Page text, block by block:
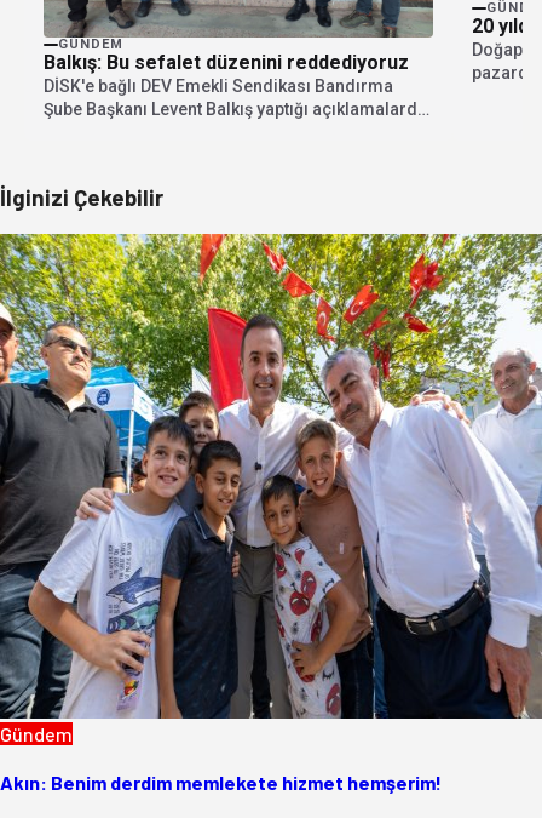
GÜNDEM
Balkış: Bu sefalet düzenini reddediyoruz
DİSK'e bağlı DEV Emekli Sendikası Bandırma
Şube Başkanı Levent Balkış yaptığı açıklamalarda,
20
pazarda
İlginizi Çekebilir
Gündem
Akın: Benim derdim memlekete hizmet hemşerim!